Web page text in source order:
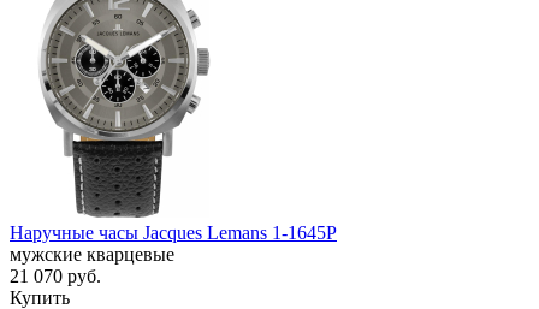
Наручные часы Jacques Lemans 1-1645P
мужские кварцевые
21 070 руб.
Купить